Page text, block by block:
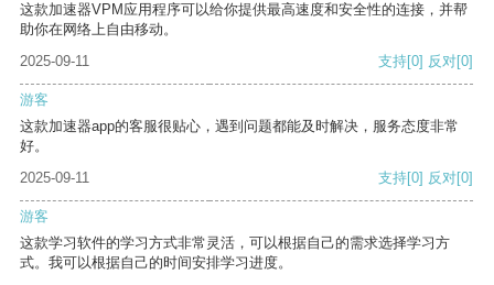
这款加速器VPM应用程序可以给你提供最高速度和安全性的连接，并帮
助你在网络上自由移动。
2025-09-11
支持[0] 反对[0]
游客
这款加速器app的客服很贴心，遇到问题都能及时解决，服务态度非常
好。
2025-09-11
支持[0] 反对[0]
游客
这款学习软件的学习方式非常灵活，可以根据自己的需求选择学习方
式。我可以根据自己的时间安排学习进度。